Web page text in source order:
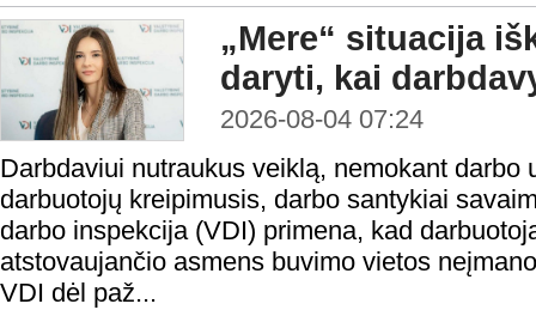
„Mere“ situacija
daryti, kai
2026-08-04 07:24
Darbdaviui nutraukus veiklą, nemokant darbo
darbuotojų kreipimusis, darbo santykiai
darbo inspekcija (VDI) primena, kad
atstovaujančio asmens buvimo vietos
VDI dėl paž...